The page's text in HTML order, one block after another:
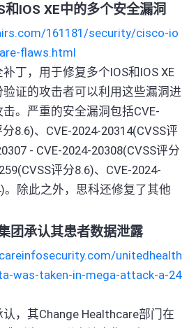
IOS XE中的多个安全漏洞
161181/security/cisco-io
flaws.html
丁，用于修复多个IOS和IOS XE
证的攻击者可以利用这些漏洞进
。严重的安全漏洞包括CVE-
8.6)、CVE-2024-20314(CVSS评
- CVE-2024-20308(CVSS评分
评分8.6)、CVE-2024-
。除此之外，思科还修复了其他
团承认其患者数据泄露
unitedhealth
was-taken-in-mega-attack-a-24
，其Change Healthcare部门在